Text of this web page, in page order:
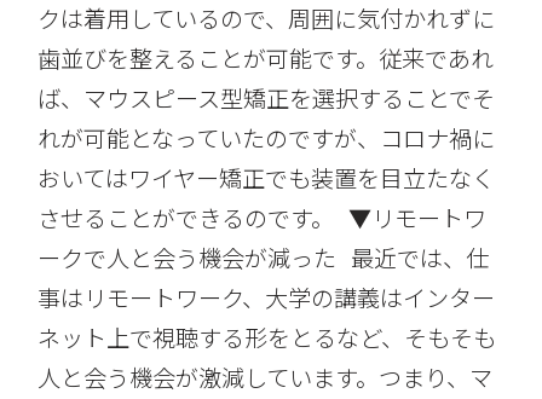
クは着用しているので、周囲に気付かれずに
歯並びを整えることが可能です。従来であれ
ば、マウスピース型矯正を選択することでそ
れが可能となっていたのですが、コロナ禍に
おいてはワイヤー矯正でも装置を目立たなく
させることができるのです。 ▼リモートワ
ークで人と会う機会が減った 最近では、仕
事はリモートワーク、大学の講義はインター
ネット上で視聴する形をとるなど、そもそも
人と会う機会が激減しています。つまり、マ